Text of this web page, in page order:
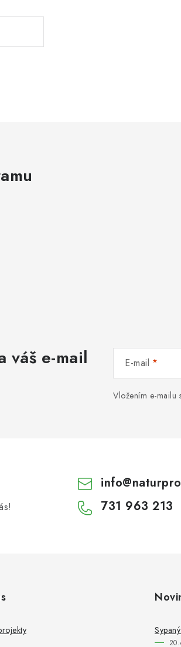
váš e-mail E-mail
Vložením e-mailu
info@
731 963 213